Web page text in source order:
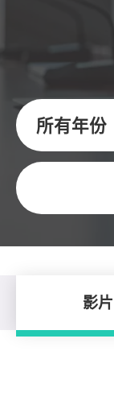
所有年份
关键字
影片